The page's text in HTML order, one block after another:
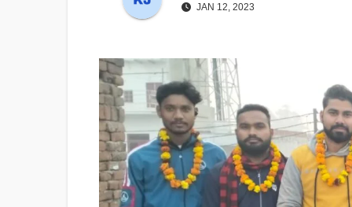
JAN 12, 2023